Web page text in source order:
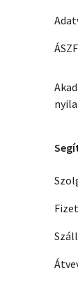
ÁSZF